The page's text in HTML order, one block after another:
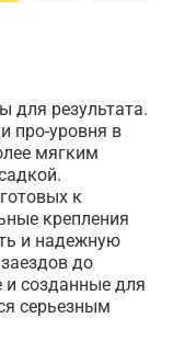
для результата.
про-уровня в
мягким
к
крепления
и надежную
до
и созданные для
серьезным